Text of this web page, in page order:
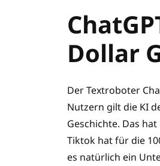
Dollar
Der Textroboter
Nutzern gilt die KI
Geschichte. Das
Tiktok hat für die
es natürlich ein